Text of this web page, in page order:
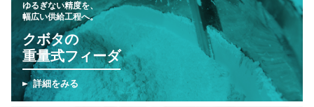
ゆるぎない精度を、
幅広い供給工程へ。
クボタの
重量式フィーダ
詳細をみる